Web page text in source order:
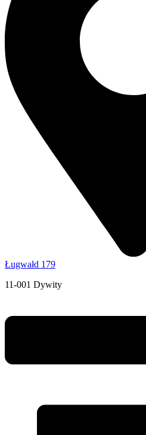
Ługwałd 179
11-001 Dywity